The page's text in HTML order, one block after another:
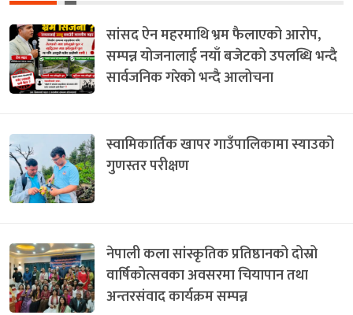
सांसद ऐन महरमाथि भ्रम फैलाएको आरोप,
सम्पन्न योजनालाई नयाँ बजेटको उपलब्धि भन्दै
सार्वजनिक गरेको भन्दै आलोचना
स्वामिकार्तिक खापर गाउँपालिकामा स्याउको
गुणस्तर परीक्षण
नेपाली कला सांस्कृतिक प्रतिष्ठानको दोस्रो
वार्षिकोत्सवका अवसरमा चियापान तथा
अन्तरसंवाद कार्यक्रम सम्पन्न